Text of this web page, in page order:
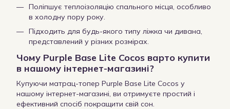
Поліпшує теплоізоляцію спального місця, особливо
в холодну пору року.
Підходить для будь-якого типу ліжка чи дивана,
представлений у різних розмірах.
Чому Purple Base Lite Cocos варто купити
в нашому інтернет-магазині?
Купуючи матрац-топер Purple Base Lite Cocos у
нашому інтернет-магазині, ви отримуєте простий і
ефективний спосіб покращити свій сон.